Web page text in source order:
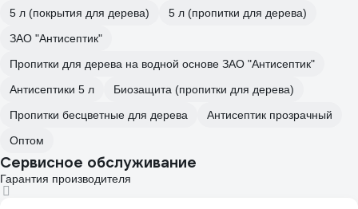
5 л (покрытия для дерева)
5 л (пропитки для дерева)
ЗАО "Антисептик"
Пропитки для дерева на водной основе ЗАО "Антисептик"
Антисептики 5 л
Биозащита (пропитки для дерева)
Пропитки бесцветные для дерева
Антисептик прозрачный
Оптом
Сервисное обслуживание
Гарантия производителя